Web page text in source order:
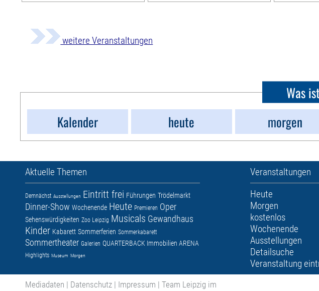
weitere Veranstaltungen
Was
Kalender
heute morgen
Aktuelle Themen
Demnächst Ausstellungen Eintritt frei Führungen Trödelmarkt
Dinner-Show Wochenende Heute Premieren Oper
Sehenswürdigkeiten Zoo Leipzig Musicals Gewandhaus
Kinder Kabarett Sommerferien Sommerkabarett
Sommertheater Galerien QUARTERBACK Immobilien ARENA
Highlights Museum Morgen
Veranstaltungen
Heute
Morgen
kostenlos
Wochenende
Ausstellungen
Detailsuche
Veranstaltung
Mediadaten | Datenschutz | Impressum | Team Leipzig im